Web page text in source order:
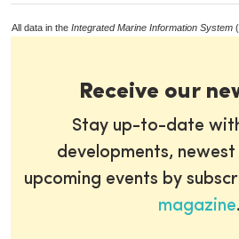
All data in the Integrated Marine Information System
Receive our
Stay up-to-date
developments,
upcoming events by
magazine.